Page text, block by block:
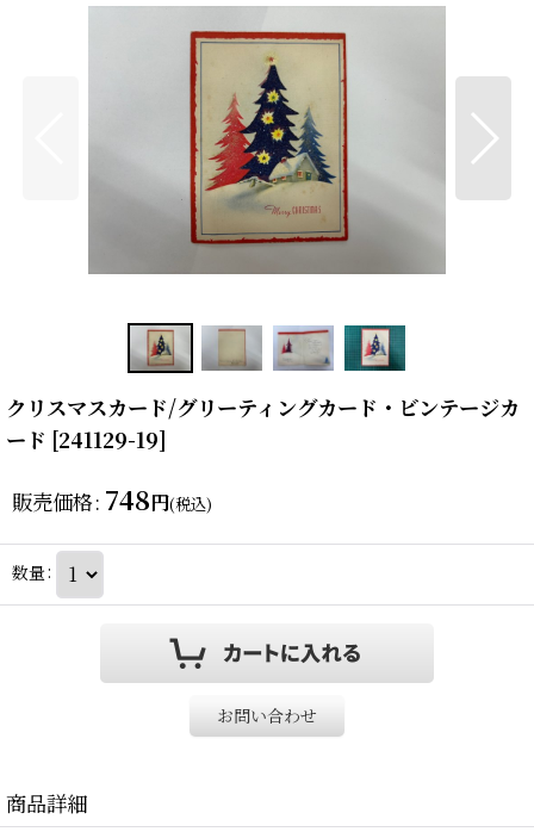
クリスマスカード/グリーティングカード・ビンテージカ
ード [241129-19]
販売価格: 748円(税込)
数量:
お問い合わせ
商品詳細